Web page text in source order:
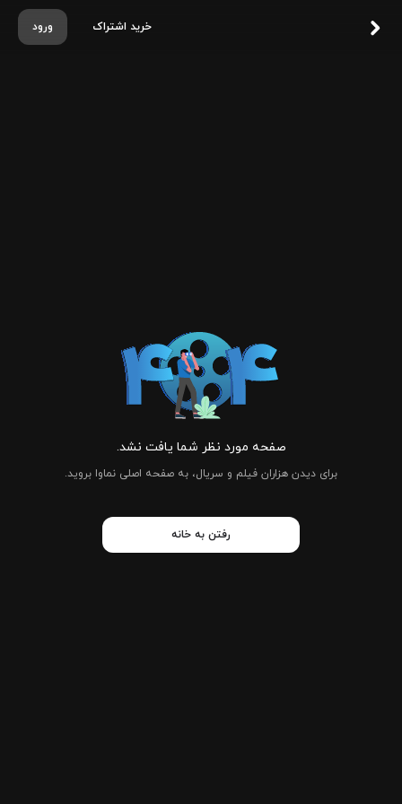
ورود خرید اشتراک
صفحه مورد نظر شما یافت نشد.
برای دیدن هزاران فیلم و سریال، به صفحه اصلی نماوا بروید.
رفتن به خانه